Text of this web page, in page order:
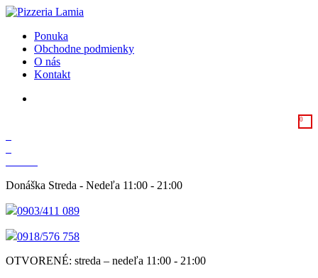
Ponuka
Obchodne podmienky
O nás
Kontakt
0
Donáška Streda - Nedeľa 11:00 - 21:00
0903/411 089
0918/576 758
OTVORENÉ: streda – nedeľa 11:00 - 21:00